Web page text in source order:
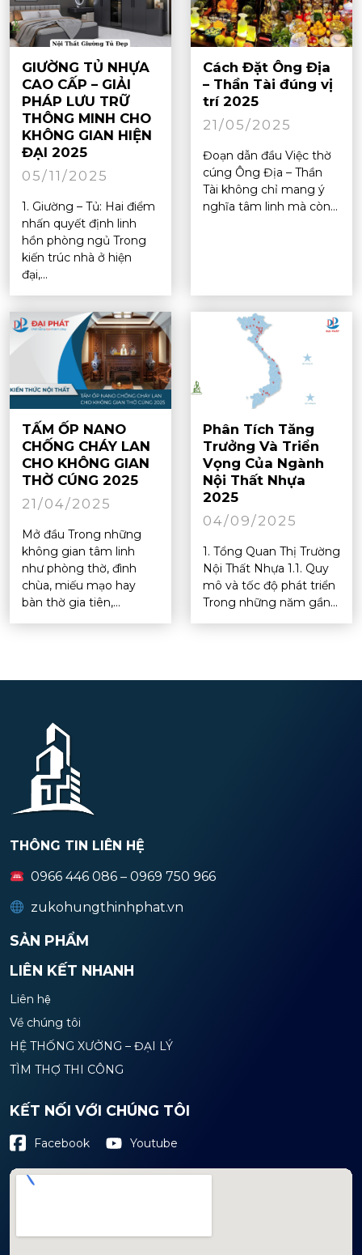
GIƯỜNG TỦ NHỰA
CAO CẤP – GIẢI
PHÁP LƯU TRỮ
THÔNG MINH CHO
KHÔNG GIAN HIỆN
ĐẠI 2025
05/11/2025
1. Giường – Tủ: Hai điểm
nhấn quyết định linh
hồn phòng ngủ Trong
kiến trúc nhà ở hiện
đại,...
Cách Đặt Ông Địa
– Thần Tài đúng vị
trí 2025
21/05/2025
Đoạn dẫn đầu Việc thờ
cúng Ông Địa – Thần
Tài không chỉ mang ý
nghĩa tâm linh mà còn...
TẤM ỐP NANO
CHỐNG CHÁY LAN
CHO KHÔNG GIAN
THỜ CÚNG 2025
21/04/2025
Mở đầu Trong những
không gian tâm linh
như phòng thờ, đình
chùa, miếu mạo hay
bàn thờ gia tiên,...
Phân Tích Tăng
Trưởng Và Triển
Vọng Của Ngành
Nội Thất Nhựa
2025
04/09/2025
1. Tổng Quan Thị Trường
Nội Thất Nhựa 1.1. Quy
mô và tốc độ phát triển
Trong những năm gần...
THÔNG TIN LIÊN HỆ
0966 446 086 – 0969 750 966
zukohungthinhphat.vn
SẢN PHẨM
LIÊN KẾT NHANH
Liên hệ
Về chúng tôi
HỆ THỐNG XƯỞNG – ĐẠI LÝ
TÌM THỢ THI CÔNG
KẾT NỐI VỚI CHÚNG TÔI
Facebook Youtube